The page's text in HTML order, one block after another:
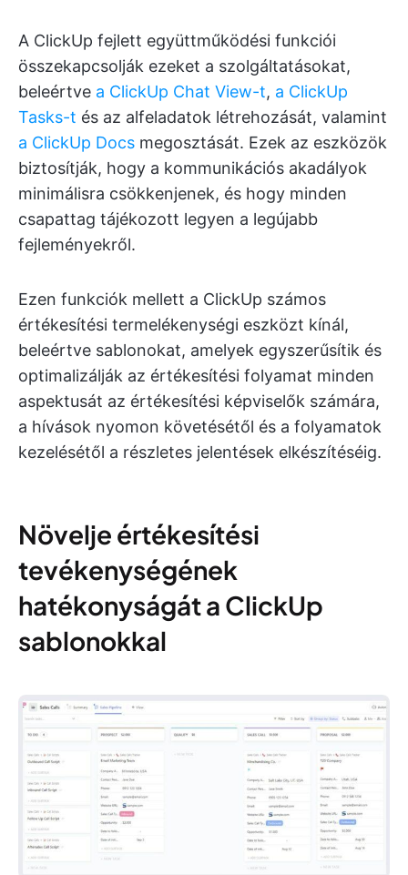
A ClickUp fejlett együttműködési funkciói
összekapcsolják ezeket a szolgáltatásokat,
beleértve a ClickUp Chat View-t, a ClickUp
Tasks-t és az alfeladatok létrehozását, valamint
a ClickUp Docs megosztását. Ezek az eszközök
biztosítják, hogy a kommunikációs akadályok
minimálisra csökkenjenek, és hogy minden
csapattag tájékozott legyen a legújabb
fejleményekről.
Ezen funkciók mellett a ClickUp számos
értékesítési termelékenységi eszközt kínál,
beleértve sablonokat, amelyek egyszerűsítik és
optimalizálják az értékesítési folyamat minden
aspektusát az értékesítési képviselők számára,
a hívások nyomon követésétől és a folyamatok
kezelésétől a részletes jelentések elkészítéséig.
Növelje értékesítési
tevékenységének
hatékonyságát a ClickUp
sablonokkal